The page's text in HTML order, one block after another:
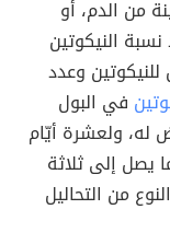
من الدم، أو
نسبة النيكوتين
وعدد
في البول
له، ولعشرة أيّام
يصل إلى ثلاثة
من التحاليل